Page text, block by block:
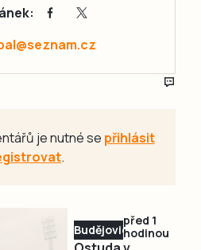
je nutné se přihlásit
.
Budějovicko
před 1
hodinou